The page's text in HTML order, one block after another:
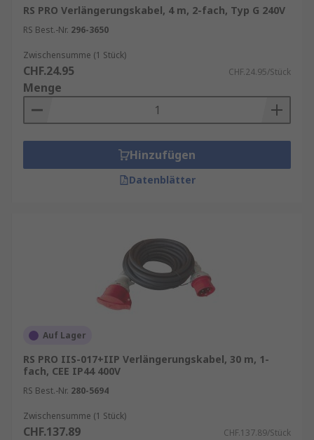
RS PRO Verlängerungskabel, 4 m, 2-fach, Typ G 240V
RS Best.-Nr. 296-3650
Zwischensumme (1 Stück)
CHF.24.95 CHF.24.95/Stück
Menge
Hinzufügen
Datenblätter
Auf Lager
RS PRO IIS-017+IIP Verlängerungskabel, 30 m, 1-
fach, CEE IP44 400V
RS Best.-Nr. 280-5694
Zwischensumme (1 Stück)
CHF.137.89 CHF.137.89/Stück